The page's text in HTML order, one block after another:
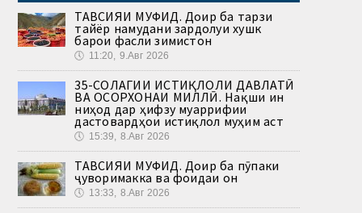
ТАВСИЯИ МУФИД. Доир ба тарзи
тайёр намудани зардолуи хушк
барои фасли зимистон
🕔 11:20, 9.Авг 2026
35-СОЛАГИИ ИСТИҚЛОЛИ ДАВЛАТӢ
ВА ОСОРХОНАИ МИЛЛӢ. Нақши ин
ниҳод дар ҳифзу муаррифии
дастовардҳои истиқлол муҳим аст
🕔 15:39, 8.Авг 2026
ТАВСИЯИ МУФИД. Доир ба пӯпаки
ҷуворимакка ва фоидаи он
🕔 13:33, 8.Авг 2026